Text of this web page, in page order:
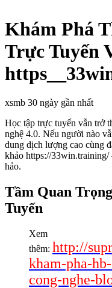
Khám Phá
Trực Tuyến
xsmb 30 ngày gần nhất
Học tập trực tuyến vẫn trở
nghệ 4.0. Nếu người nào
dung dịch lượng cao cùng
khảo https://
hảo.
Tầm Quan
Tuyến
Xem
thêm: http://
kham-pha-
cong-nghe-